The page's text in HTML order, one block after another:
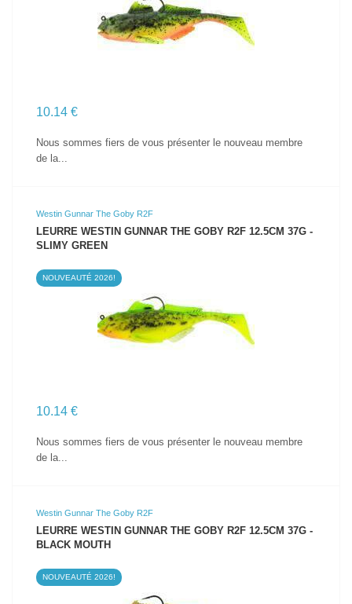
10.14 €
Nous sommes fiers de vous présenter le nouveau membre
de la...
Westin Gunnar The Goby R2F
LEURRE WESTIN GUNNAR THE GOBY R2F 12.5CM 37G -
SLIMY GREEN
VOIR LE PRODUIT
NOUVEAUTÉ 2026!
10.14 €
Nous sommes fiers de vous présenter le nouveau membre
de la...
Westin Gunnar The Goby R2F
LEURRE WESTIN GUNNAR THE GOBY R2F 12.5CM 37G -
BLACK MOUTH
NOUVEAUTÉ 2026!